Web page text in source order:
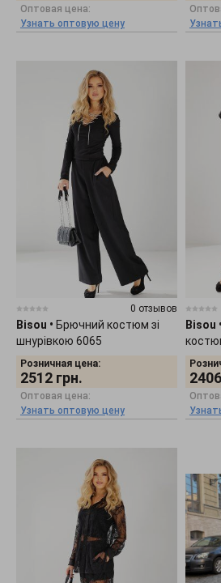
Оптовая цена:
Узнать оптовую цену
0 отзывов
Bisou • Брючний костюм зі
шнурівкою 6065
Розничная цена:
2512 грн.
Оптовая цена:
Узнать оптовую цену
Bisou •
5000
2406